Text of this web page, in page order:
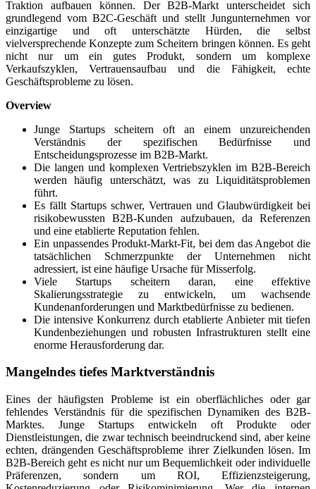
Traktion aufbauen können. Der B2B-Markt unterscheidet sich
grundlegend vom B2C-Geschäft und stellt Jungunternehmen vor
einzigartige und oft unterschätzte Hürden, die selbst
vielversprechende Konzepte zum Scheitern bringen können. Es geht
nicht nur um ein gutes Produkt, sondern um komplexe
Verkaufszyklen, Vertrauensaufbau und die Fähigkeit, echte
Geschäftsprobleme zu lösen.
Overview
Junge Startups scheitern oft an einem unzureichenden
Verständnis der spezifischen Bedürfnisse und
Entscheidungsprozesse im B2B-Markt.
Die langen und komplexen Vertriebszyklen im B2B-Bereich
werden häufig unterschätzt, was zu Liquiditätsproblemen
führt.
Es fällt Startups schwer, Vertrauen und Glaubwürdigkeit bei
risikobewussten B2B-Kunden aufzubauen, da Referenzen
und eine etablierte Reputation fehlen.
Ein unpassendes Produkt-Markt-Fit, bei dem das Angebot die
tatsächlichen Schmerzpunkte der Unternehmen nicht
adressiert, ist eine häufige Ursache für Misserfolg.
Viele Startups scheitern daran, eine effektive
Skalierungsstrategie zu entwickeln, um wachsende
Kundenanforderungen und Marktbedürfnisse zu bedienen.
Die intensive Konkurrenz durch etablierte Anbieter mit tiefen
Kundenbeziehungen und robusten Infrastrukturen stellt eine
enorme Herausforderung dar.
Mangelndes tiefes Marktverständnis
Eines der häufigsten Probleme ist ein oberflächliches oder gar
fehlendes Verständnis für die spezifischen Dynamiken des B2B-
Marktes. Junge Startups entwickeln oft Produkte oder
Dienstleistungen, die zwar technisch beeindruckend sind, aber keine
echten, drängenden Geschäftsprobleme ihrer Zielkunden lösen. Im
B2B-Bereich geht es nicht nur um Bequemlichkeit oder individuelle
Präferenzen, sondern um ROI, Effizienzsteigerung,